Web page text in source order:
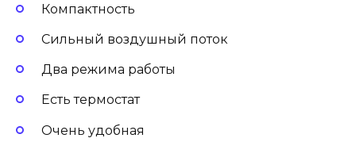
Компактность
Сильный воздушный поток
Два режима работы
Есть термостат
Очень удобная